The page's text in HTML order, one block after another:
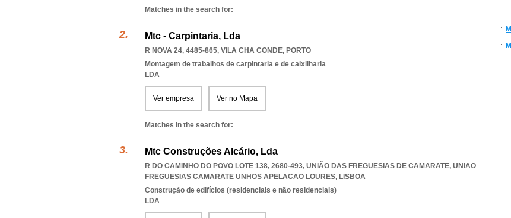
Matches in the search for:
Mtc - Carpintaria, Lda
R NOVA 24, 4485-865, VILA CHA CONDE, PORTO
Montagem de trabalhos de carpintaria e de caixilharia
LDA
Ver empresa Ver no Mapa
Matches in the search for:
Mtc Construções Alcário, Lda
R DO CAMINHO DO POVO LOTE 138, 2680-493, UNIÃO DAS FREGUESIAS DE CAMARATE, UNIAO
FREGUESIAS CAMARATE UNHOS APELACAO LOURES, LISBOA
Construção de edifícios (residenciais e não residenciais)
LDA